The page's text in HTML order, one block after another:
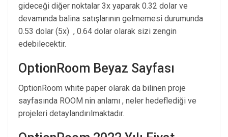
gideceği diğer noktalar 3x yaparak 0.32 dolar ve
devamında balina satışlarının gelmemesi durumunda
0.53 dolar (5x) , 0.64 dolar olarak sizi zengin
edebilecektir.
OptionRoom Beyaz Sayfası
OptionRoom white paper olarak da bilinen proje
sayfasında ROOM nin anlamı , neler hedeflediği ve
projeleri detaylandırılmaktadır.